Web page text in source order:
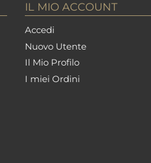
IL MIO ACCOUNT
Accedi
Nuovo Utente
Il Mio Profilo
I miei Ordini